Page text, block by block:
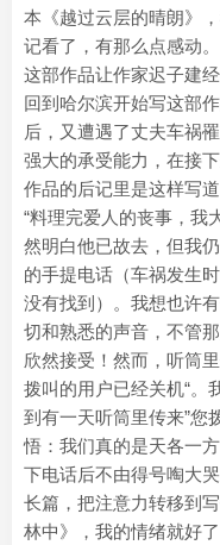
本《越过云层的晴朗》
记看了，有那么点感动。
这部作品让作家迟子建
回到哈尔滨开始写这部
后，又遭遇了丈夫车祸
强大的承受能力，在接
作品的后记里是这样写道
“料理完爱人的丧事，我
然明白他已故去，但我
的手提电话（车祸发生
没有找到）。我想也许
切和熟悉的声音，不管
欣然接受！然而，听筒
拨叫的用户已经关机“。
到有一天听筒里传来”您
悟：我们真的是天各一
下电话后不由得号啕大
长篇，把注意力转移到
林中》，我的情绪就好